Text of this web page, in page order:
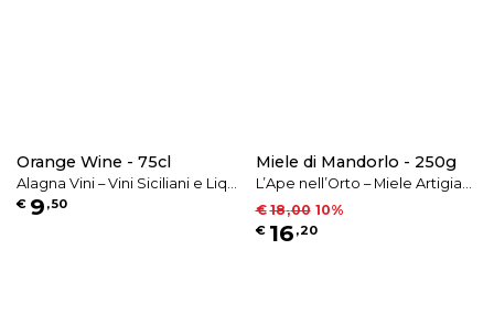
Orange Wine - 75cl
Alagna Vini – Vini Siciliani e Liqu
ori Tradizionali
€ 9 ,50
Miele di Mandorlo - 250g
L’Ape nell’Orto – Miele Artigian
ale Italiano e Prodotti Apistici
€ 18,00 10%
€ 16 ,20